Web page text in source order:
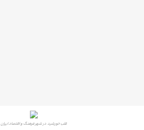
قلب خورشید در شهر فرهنگ و اقتصاد ایران